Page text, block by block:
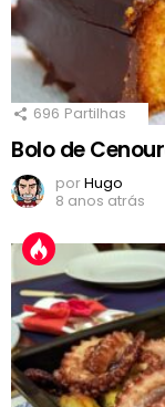
696 Partilhas
Bolo de
porHugo
8 anos atrás